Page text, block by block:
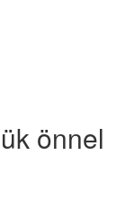
önnel